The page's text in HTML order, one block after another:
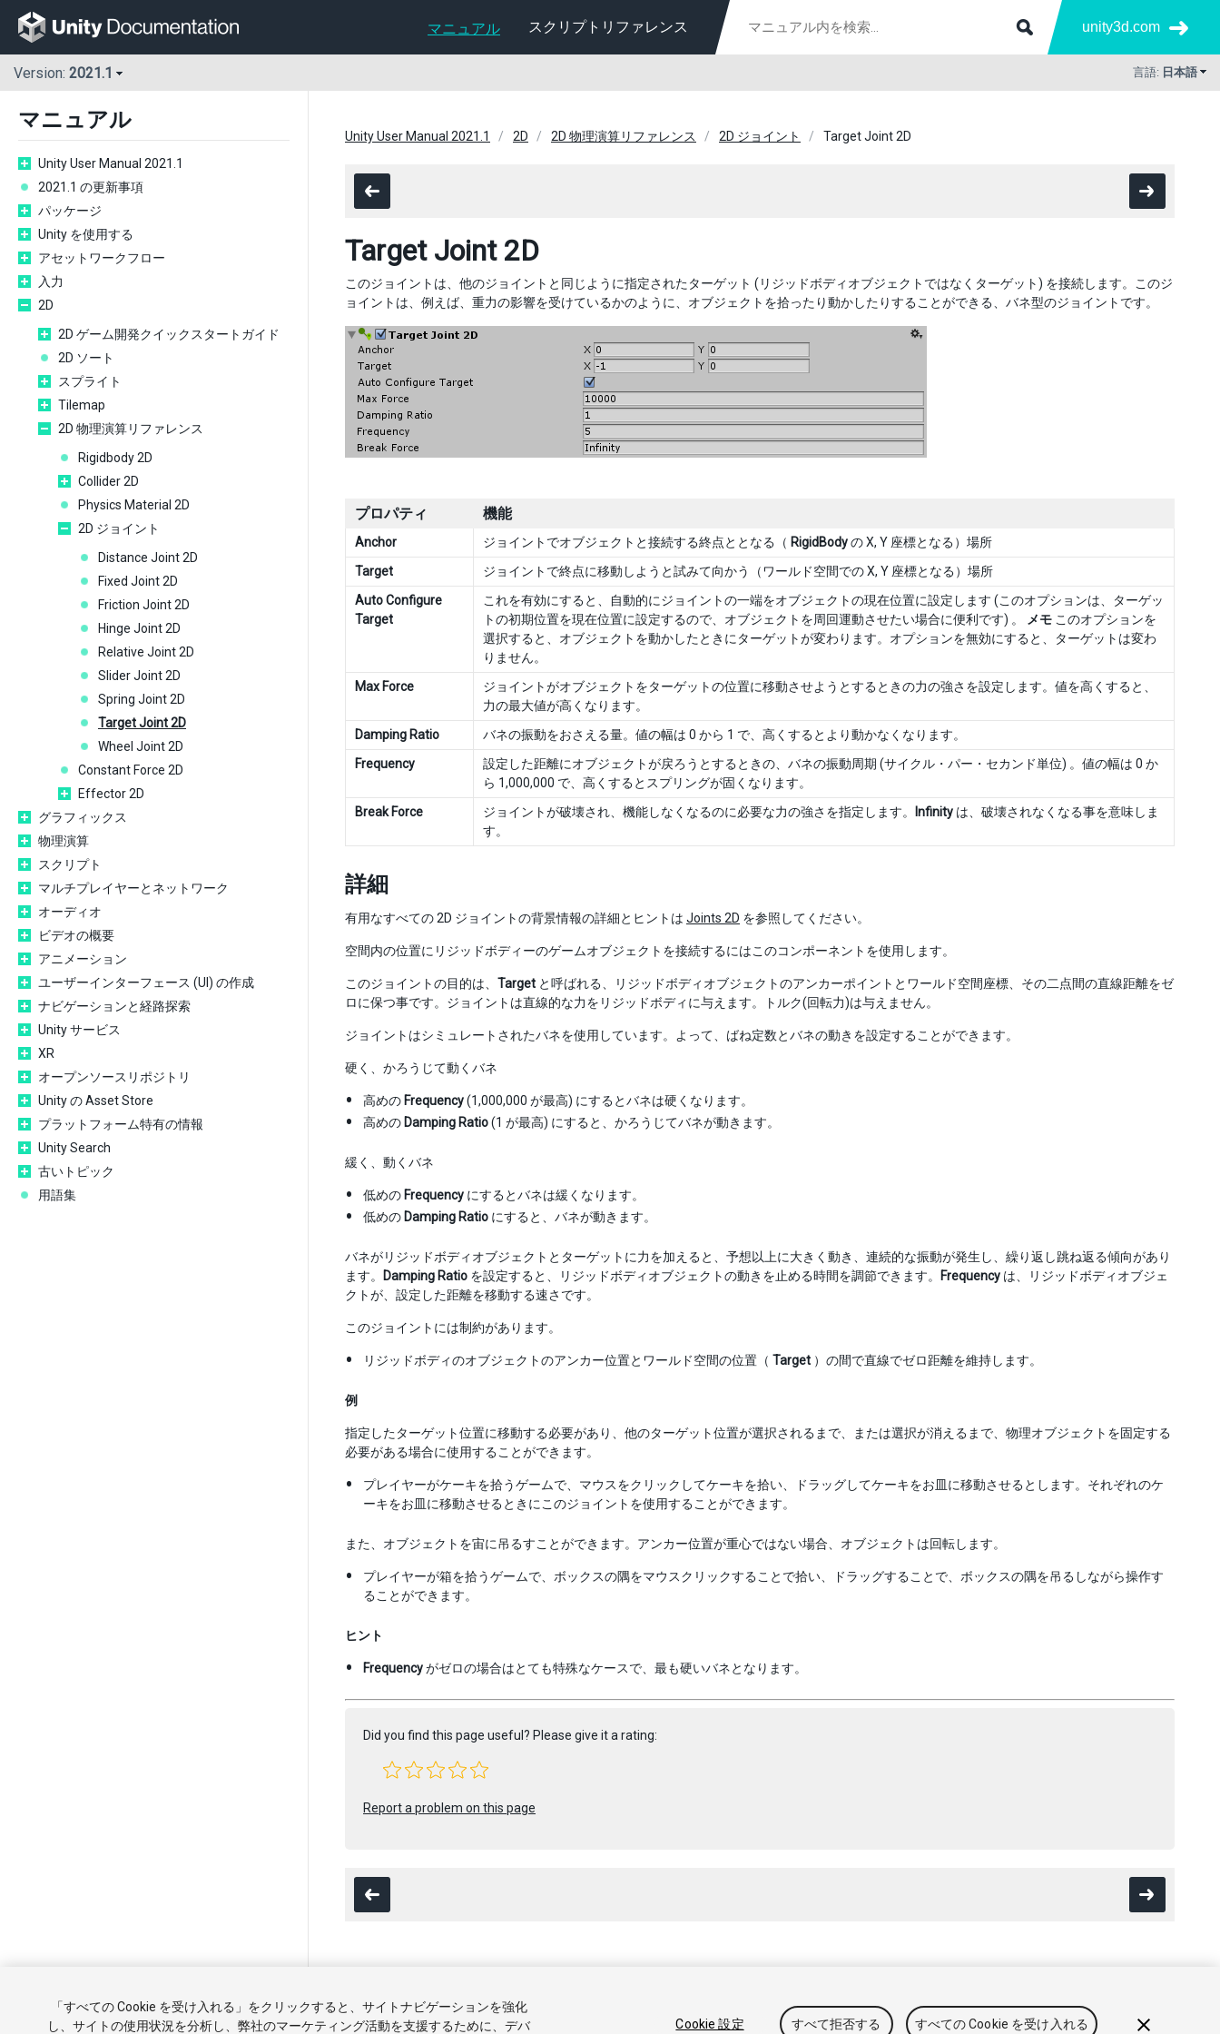
マニュアル スクリプトリファレンス unity3d.com
Version: 2021.1 言語: 日本語
マニュアル
Unity User Manual 2021.1
2021.1 の更新事項
パッケージ
Unity を使用する
アセットワークフロー
入力
2D
2D ゲーム開発クイックスタートガイド
2D ソート
スプライト
Tilemap
2D 物理演算リファレンス
Rigidbody 2D
Collider 2D
Physics Material 2D
2D ジョイント
Distance Joint 2D
Fixed Joint 2D
Friction Joint 2D
Hinge Joint 2D
Relative Joint 2D
Slider Joint 2D
Spring Joint 2D
Target Joint 2D
Wheel Joint 2D
Constant Force 2D
Effector 2D
グラフィックス
物理演算
スクリプト
マルチプレイヤーとネットワーク
オーディオ
ビデオの概要
アニメーション
ユーザーインターフェース (UI) の作成
ナビゲーションと経路探索
Unity サービス
XR
オープンソースリポジトリ
Unity の Asset Store
プラットフォーム特有の情報
Unity Search
古いトピック
用語集
Unity User Manual 2021.1 2D 2D 物理演算リファレンス 2D ジョイント Target Joint 2D
Target Joint 2D
このジョイントは、他のジョイントと同じように指定されたターゲット (リジッドボディオブジェクトではなくターゲット) を接続します。このジ
ョイントは、例えば、重力の影響を受けているかのように、オブジェクトを拾ったり動かしたりすることができる、バネ型のジョイントです。
プロパティ 機能
Anchor ジョイントでオブジェクトと接続する終点ととなる（ RigidBodyの X, Y 座標となる）場所
Target
ジョイントで終点に移動しようと試みて向かう（ワールド空間での X, Y 座標となる）場所
Auto Configure
Target
これを有効にすると、自動的にジョイントの一端をオブジェクトの現在位置に設定します (このオプションは、ターゲッ
トの初期位置を現在位置に設定するので、オブジェクトを周回運動させたい場合に便利です) 。
メモ このオプションを
選択すると、オブジェクトを動かしたときにターゲットが変わります。オプションを無効にすると、ターゲットは変わ
りません。
Max Force
ジョイントがオブジェクトをターゲットの位置に移動させようとするときの力の強さを設定します。値を高くすると、
力の最大値が高くなります。
Damping Ratio
バネの振動をおさえる量。値の幅は 0 から 1 で、高くするとより動かなくなります。
Frequency
設定した距離にオブジェクトが戻ろうとするときの、バネの振動周期 (サイクル・パー・セカンド単位) 。値の幅は 0 か
ら 1,000,000 で、高くするとスプリングが固くなります。
Break Force
ジョイントが破壊され、機能しなくなるのに必要な力の強さを指定します。 Infinity は、破壊されなくなる事を意味しま
す。
詳細
有用なすべての 2D ジョイントの背景情報の詳細とヒントは Joints 2D を参照してください。
空間内の位置にリジッドボディーのゲームオブジェクトを接続するにはこのコンポーネントを使用します。
このジョイントの目的は、 Target と呼ばれる、リジッドボディオブジェクトのアンカーポイントとワールド空間座標、その二点間の直線距離をゼ
ロに保つ事です。ジョイントは直線的な力をリジッドボディに与えます。トルク(回転力)は与えません。
ジョイントはシミュレートされたバネを使用しています。よって、ばね定数とバネの動きを設定することができます。
硬く、かろうじて動くバネ
高めの Frequency(1,000,000 が最高) にするとバネは硬くなります。
高めの Damping Ratio(1 が最高) にすると、かろうじてバネが動きます。
緩く、動くバネ
低めの Frequency にするとバネは緩くなります。
低めの Damping Ratio にすると、バネが動きます。
バネがリジッドボディオブジェクトとターゲットに力を加えると、予想以上に大きく動き、連続的な振動が発生し、繰り返し跳ね返る傾向があり
ます。
Damping Ratio を設定すると、リジッドボディオブジェクトの動きを止める時間を調節できます。 Frequency は、リジッドボディオブジェ
クトが、設定した距離を移動する速さです。
このジョイントには制約があります。
リジッドボディのオブジェクトのアンカー位置とワールド空間の位置（ Target ）の間で直線でゼロ距離を維持します。
例
指定したターゲット位置に移動する必要があり、他のターゲット位置が選択されるまで、または選択が消えるまで、物理オブジェクトを固定する
必要がある場合に使用することができます。
プレイヤーがケーキを拾うゲームで、マウスをクリックしてケーキを拾い、ドラッグしてケーキをお皿に移動させるとします。それぞれのケ
ーキをお皿に移動させるときにこのジョイントを使用することができます。
また、オブジェクトを宙に吊るすことができます。アンカー位置が重心ではない場合、オブジェクトは回転します。
プレイヤーが箱を拾うゲームで、ボックスの隅をマウスクリックすることで拾い、ドラッグすることで、ボックスの隅を吊るしながら操作す
ることができます。
ヒント
Frequencyがゼロの場合はとても特殊なケースで、最も硬いバネとなります。
Did you find this page useful? Please give it a rating:
Report a problem on this page
チュートリアル Answers ナレッジベース アセットストア 商標と利用規約 法律関連 プライバシーポリシー クッキー 私の個人情
「すべての Cookie を受け入れる」をクリックすると、サイトナビゲーションを強化
し、サイトの使用状況を分析し、弊社のマーケティング活動を支援するために、デバ
Cookie 設定 すべて拒否する すべての Cookie を受け入れる